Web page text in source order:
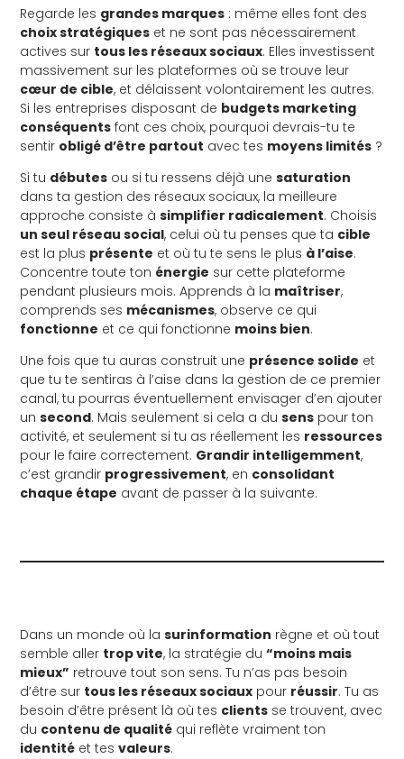
Regarde les grandes marques : même elles font des
choix stratégiques et ne sont pas nécessairement
actives sur tous les réseaux sociaux. Elles investissent
massivement sur les plateformes où se trouve leur
cœur de cible, et délaissent volontairement les autres.
Si les entreprises disposant de budgets marketing
conséquents font ces choix, pourquoi devrais-tu te
sentir obligé d’être partout avec tes moyens limités ?
Si tu débutes ou si tu ressens déjà unesaturation
dans ta gestion des réseaux sociaux, la meilleure
approche consiste àsimplifier radicalement. Choisis
un seul réseau social, celui où tu penses que ta cible
est la plus présente et où tu te sens le plus à l’aise.
Concentre toute ton énergie sur cette plateforme
pendant plusieurs mois. Apprends à la maîtriser,
comprends ses mécanismes, observe ce qui
fonctionne et ce qui fonctionne moins bien.
Une fois que tu auras construit une présence solide et
que tu te sentiras à l’aise dans la gestion de ce premier
canal, tu pourras éventuellement envisager d’en ajouter
unsecond. Mais seulement si cela a dusens pour ton
activité, et seulement si tu as réellement les ressources
pour le faire correctement. Grandir intelligemment,
c’est grandir progressivement, en consolidant
chaque étape avant de passer à la suivante.
Dans un monde où lasurinformation règne et où tout
semble aller trop vite, la stratégie du“moins mais
mieux” retrouve tout son sens. Tu n’as pas besoin
d’être sur tous les réseaux sociaux pour réussir. Tu as
besoin d’être présent là où tes clients se trouvent, avec
du contenu de qualité qui reflète vraiment ton
identité et tesvaleurs.